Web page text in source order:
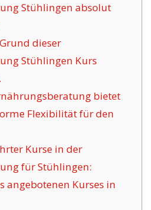
Stühlingen absolut
dieser
Stühlingen Kurs
bietet
Flexibilität für den
Kurse in der
für Stühlingen:
angebotenen Kurses in